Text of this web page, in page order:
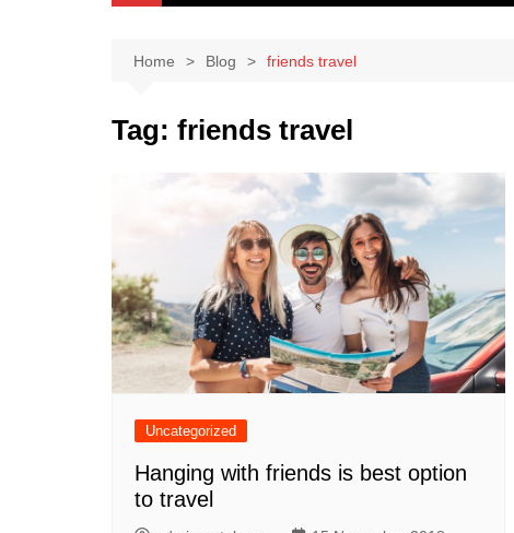
Home Blog friends travel
Tag: friends travel
Uncategorized
Hanging with friends is best option
to travel